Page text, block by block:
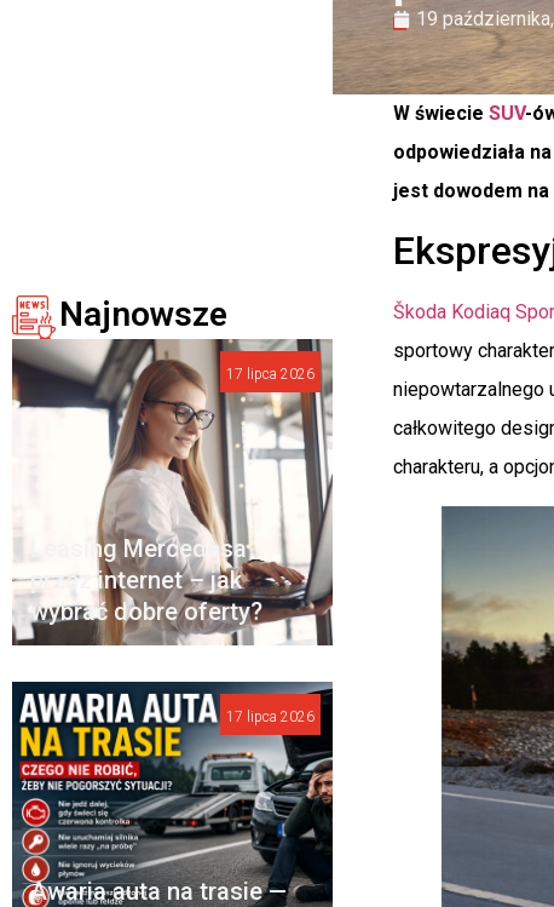
19
W świecie SUV-
odpowiedziała
jest dowodem
Škoda Kodiaq
sportowy
niepowtarzalnego
całkowitego
charakteru, a
Najnowsze
Leasing Mercedesa
przez internet – jak
wybrać dobre oferty?
17 lipca 2026
Awaria auta na trasie —
17 lipca 2026